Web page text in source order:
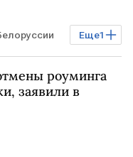
Еще1
роуминга
заявили в